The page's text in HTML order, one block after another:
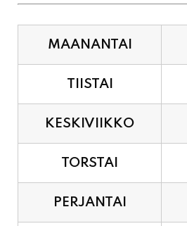
MAANANTAI
TIISTAI
KESKIVIIKKO
TORSTAI
PERJANTAI